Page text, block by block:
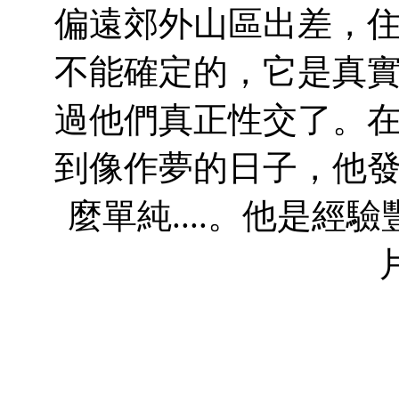
偏遠郊外山區出差，
不能確定的，它是真
過他們真正性交了。
到像作夢的日子，他
麼單純....。他是經驗